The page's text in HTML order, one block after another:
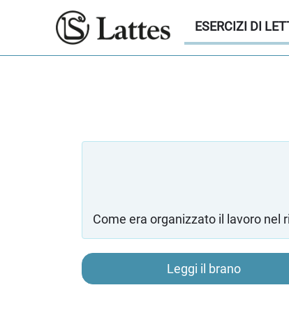
ESERCIZI DI
Come era organizzato il lavoro nel
Leggi il brano